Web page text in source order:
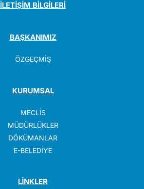
İLETİŞİM BİLGİLERİ
BAŞKANIMIZ
ÖZGEÇMİŞ
KURUMSAL
MECLİS
MÜDÜRLÜKLER
DÖKÜMANLAR
E-BELEDİYE
LİNKLER